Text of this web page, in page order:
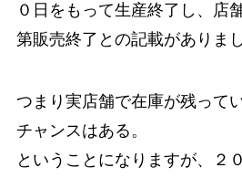
０日をもって生産終了し、店
第販売終了との記載がありまし
つまり実店舗で在庫が残って
チャンスはある。
ということになりますが、２